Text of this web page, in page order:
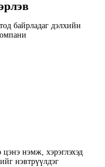
байрладаг дэлхийн
цэнэ нэмж, хэрэглэхэд
нэвтрүүлдэг